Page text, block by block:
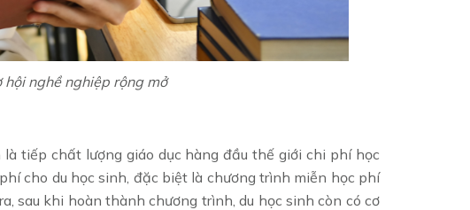
nghề nghiệp rộng mở
tiếp chất lượng giáo dục hàng đầu thế giới chi phí học
cho du học sinh, đặc biệt là chương trình miễn học phí
sau khi hoàn thành chương trình, du học sinh còn có cơ